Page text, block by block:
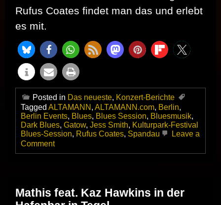
Rufus Coates findet man das und erlebt
es mit.
Posted in Das neueste, Konzert-Berichte
Tagged ALTAMANN , ALTAMANN.com, Berlin,
Berlin Events, Blues, Blues Session, Bluesmusik,
Dark Blues, Gatow, Jess Smith, Kulturpark-Festival
Blues-Session, Rufus Coates, Spandau
Leave a
Commenton
Dark
Rufus
Coates
Mathis feat. Kaz Hawkins in der